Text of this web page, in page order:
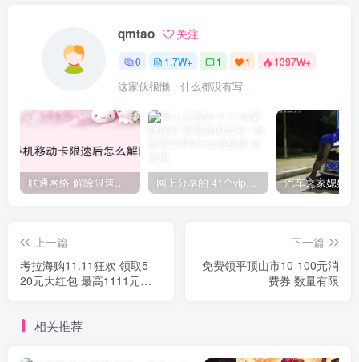
qmtao 关注
0 1.7W+ 1 1 1397W+
这家伙很懒，什么都没有写...
联通网络 解除限速方法参考！畅享、畅玩、老白干等及其它地区自测了 网上分享的 41个vip解析接口 有需要的拿去~ 免费看全网VIP会员视频
上一篇
考拉海购11.11狂欢 领取5-
20元大红包 最高1111元红
下一篇
免费领平顶山市10-100元消
费券 数量有限
相关推荐